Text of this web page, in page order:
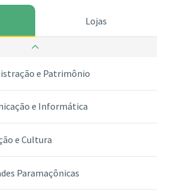
Lojas
Selos
Social e Assistência
e Patrimônio
e Informática
e Cultura
Paramaçônicas